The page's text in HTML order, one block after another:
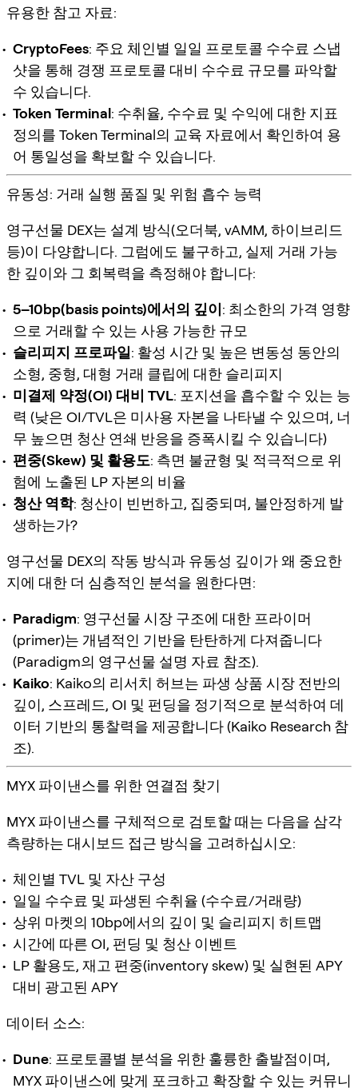
유용한 참고 자료:
CryptoFees: 주요 체인별 일일 프로토콜 수수료 스냅
샷을 통해 경쟁 프로토콜 대비 수수료 규모를 파악할
수 있습니다.
Token Terminal: 수취율, 수수료 및 수익에 대한 지표
정의를 Token Terminal의 교육 자료에서 확인하여 용
어 통일성을 확보할 수 있습니다.
유동성: 거래 실행 품질 및 위험 흡수 능력
영구선물 DEX는 설계 방식(오더북, vAMM, 하이브리드
등)이 다양합니다. 그럼에도 불구하고, 실제 거래 가능
한 깊이와 그 회복력을 측정해야 합니다:
5–10bp(basis points)에서의 깊이 : 최소한의 가격 영향
으로 거래할 수 있는 사용 가능한 규모
슬리피지 프로파일 : 활성 시간 및 높은 변동성 동안의
소형, 중형, 대형 거래 클립에 대한 슬리피지
미결제 약정(OI) 대비 TVL: 포지션을 흡수할 수 있는 능
력 (낮은 OI/TVL은 미사용 자본을 나타낼 수 있으며, 너
무 높으면 청산 연쇄 반응을 증폭시킬 수 있습니다)
편중(Skew) 및 활용도: 측면 불균형 및 적극적으로 위
험에 노출된 LP 자본의 비율
청산 역학: 청산이 빈번하고, 집중되며, 불안정하게 발
생하는가?
영구선물 DEX의 작동 방식과 유동성 깊이가 왜 중요한
지에 대한 더 심층적인 분석을 원한다면:
Paradigm: 영구선물 시장 구조에 대한 프라이머
(primer)는 개념적인 기반을 탄탄하게 다져줍니다
(Paradigm의 영구선물 설명 자료 참조).
Kaiko: Kaiko의 리서치 허브는 파생 상품 시장 전반의
깊이, 스프레드, OI 및 펀딩을 정기적으로 분석하여 데
이터 기반의 통찰력을 제공합니다 (Kaiko Research 참
조).
MYX 파이낸스를 위한 연결점 찾기
MYX 파이낸스를 구체적으로 검토할 때는 다음을 삼각
측량하는 대시보드 접근 방식을 고려하십시오:
체인별 TVL 및 자산 구성
일일 수수료 및 파생된 수취율 (수수료/거래량)
상위 마켓의 10bp에서의 깊이 및 슬리피지 히트맵
시간에 따른 OI, 펀딩 및 청산 이벤트
LP 활용도, 재고 편중(inventory skew) 및 실현된 APY
대비 광고된 APY
데이터 소스:
Dune: 프로토콜별 분석을 위한 훌륭한 출발점이며,
MYX 파이낸스에 맞게 포크하고 확장할 수 있는 커뮤니